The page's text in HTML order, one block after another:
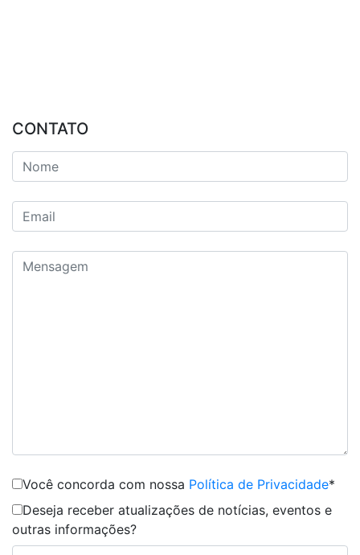
CONTATO
Você concorda com nossa Política de Privacidade*
Deseja receber atualizações de notícias, eventos e
outras informações?